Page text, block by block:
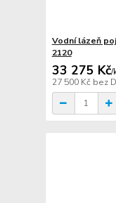
Vodní lázeň
2120
33 275 Kč/
27 500 Kč bez